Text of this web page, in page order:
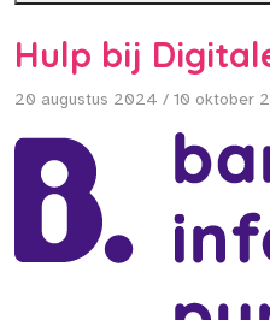
Hulp bij
20 augustus 2024 / 10 oktober